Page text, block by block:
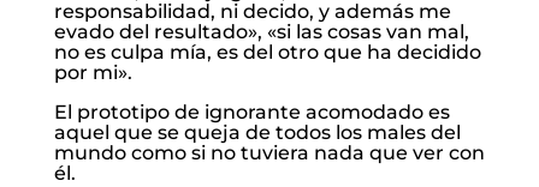
responsabilidad, ni decido, y además me
evado del resultado», «si las cosas van mal,
no es culpa mía, es del otro que ha decidido
por mi».
El prototipo de ignorante acomodado es
aquel que se queja de todos los males del
mundo como si no tuviera nada que ver con
él.